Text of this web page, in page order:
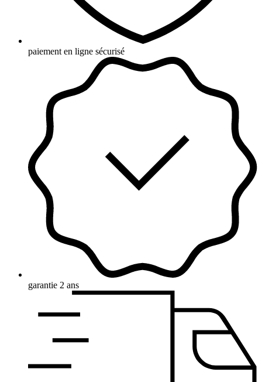
paiement en ligne sécurisé
garantie 2 ans